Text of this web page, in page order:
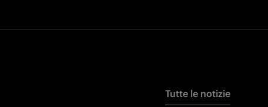
Tutte le notizie